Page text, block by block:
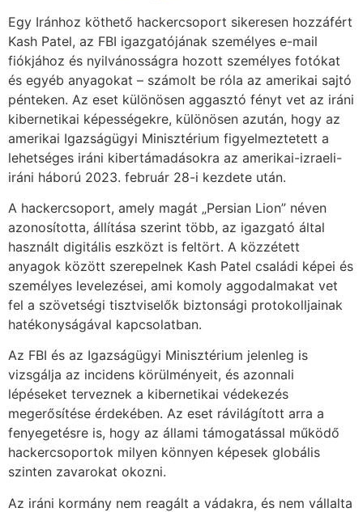
Egy Iránhoz köthető hackercsoport sikeresen hozzáfért
Kash Patel, az FBI igazgatójának személyes e-mail
fiókjához és nyilvánosságra hozott személyes fotókat
és egyéb anyagokat – számolt be róla az amerikai sajtó
pénteken. Az eset különösen aggasztó fényt vet az iráni
kibernetikai képességekre, különösen azután, hogy az
amerikai Igazságügyi Minisztérium figyelmeztetett a
lehetséges iráni kibertámadásokra az amerikai-izraeli-
iráni háború 2023. február 28-i kezdete után.
A hackercsoport, amely magát „Persian Lion” néven
azonosította, állítása szerint több, az igazgató által
használt digitális eszközt is feltört. A közzétett
anyagok között szerepelnek Kash Patel családi képei és
személyes levelezései, ami komoly aggodalmakat vet
fel a szövetségi tisztviselők biztonsági protokolljainak
hatékonyságával kapcsolatban.
Az FBI és az Igazságügyi Minisztérium jelenleg is
vizsgálja az incidens körülményeit, és azonnali
lépéseket terveznek a kibernetikai védekezés
megerősítése érdekében. Az eset rávilágított arra a
fenyegetésre is, hogy az állami támogatással működő
hackercsoportok milyen könnyen képesek globális
szinten zavarokat okozni.
Az iráni kormány nem reagált a vádakra, és nem vállalta